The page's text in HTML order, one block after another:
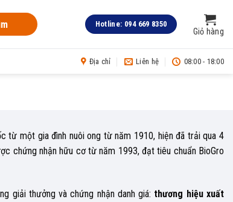
Hotline: 094 669 8350
Giỏ hàng
Địa chỉ Liên hệ 08:00 - 18:00
từ một gia đình nuôi ong từ năm 1910, hiện đã trải qua 4
chứng nhận hữu cơ từ năm 1993, đạt tiêu chuẩn BioGro
giải thưởng và chứng nhận danh giá: thương hiệu xuất